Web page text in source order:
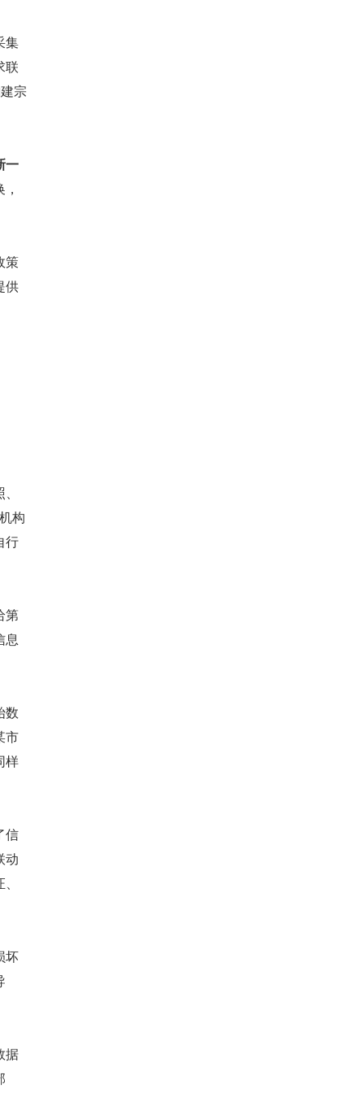
集
联
宗
一
策
供
构
行
第
息
数
市
样
信
动
坏
据